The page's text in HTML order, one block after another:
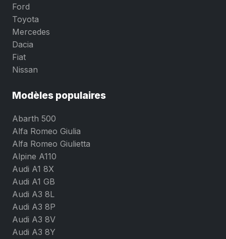
Ford
Toyota
Mercedes
Dacia
Fiat
Nissan
Modèles populaires
Abarth 500
Alfa Romeo Giulia
Alfa Romeo Giulietta
Alpine A110
Audi A1 8X
Audi A1 GB
Audi A3 8L
Audi A3 8P
Audi A3 8V
Audi A3 8Y